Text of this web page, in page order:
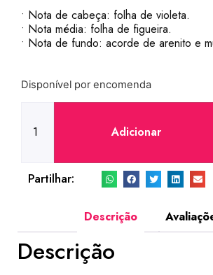
• Nota de cabeça: folha de violeta.
• Nota média: folha de figueira.
• Nota de fundo: acorde de arenito e
Disponível por encomenda
Adicionar
Partilhar:
Descrição
Descrição